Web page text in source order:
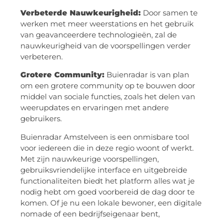
Verbeterde Nauwkeurigheid: Door samen te
werken met meer weerstations en het gebruik
van geavanceerdere technologieën, zal de
nauwkeurigheid van de voorspellingen verder
verbeteren.
Grotere Community: Buienradar is van plan
om een grotere community op te bouwen door
middel van sociale functies, zoals het delen van
weerupdates en ervaringen met andere
gebruikers.
Buienradar Amstelveen is een onmisbare tool
voor iedereen die in deze regio woont of werkt.
Met zijn nauwkeurige voorspellingen,
gebruiksvriendelijke interface en uitgebreide
functionaliteiten biedt het platform alles wat je
nodig hebt om goed voorbereid de dag door te
komen. Of je nu een lokale bewoner, een digitale
nomade of een bedrijfseigenaar bent,